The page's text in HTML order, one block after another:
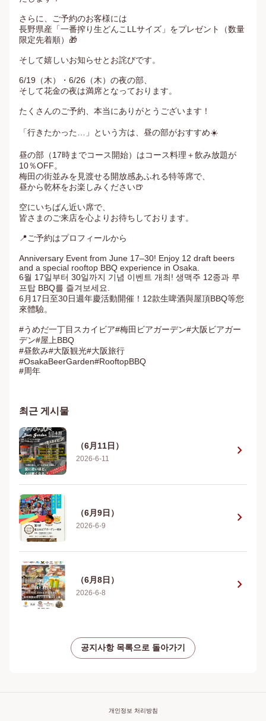
さらに、ご予約のお客様には
長野県産「一番搾り生どんこLLサイズ」をプレゼント（数量
限定先着順）🎁
そして嬉しいお知らせとお詫びです。
6/19（木）・6/26（木）の夜の部、
そして花金の夜は満席となっております。
たくさんのご予約、本当にありがとうございます！
「行きたかった…」という方は、昼の部がおすすめ☀️
昼の部（17時までコース開始）はコース料理＋飲み放題が
10％OFF。
梅田の街並みを見渡せる開放感あふれる特等席で、
昼から乾杯をお楽しみください🍺
空にいちばん近い席で、
皆さまのご来店を心よりお待ちしております。
📍ご予約はプロフィールから
Anniversary Event from June 17–30! Enjoy 12 draft beers
and a special rooftop BBQ experience in Osaka.
6월 17일부터 30일까지 기념 이벤트 개최! 생맥주 12종과 루
프탑 BBQ를 즐겨보세요.
6月17日至30日週年慶活動開催！12款生啤酒與屋頂BBQ等您
來體驗。
#うめだ一丁目スカイビア#梅田ビアガーデン#大阪ビアガー
デン#屋上BBQ
#昼飲み#大阪観光#大阪旅行
#OsakaBeerGarden#RooftopBBQ
#周年
최근 게시물
（6月11日）
2026-6-11 chevron_right
（6月9日）
2026-6-9 chevron_right
（6月8日）
2026-6-8 chevron_right
공지사항 목록으로 돌아가기
개인정보 처리방침